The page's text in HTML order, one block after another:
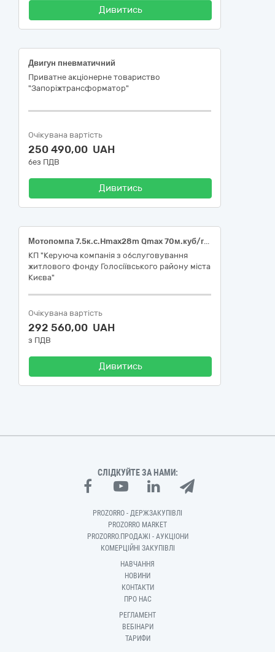
Дивитись
Двигун пневматичний
Приватне акціонерне товариство
"Запоріжтрансформатор"
Очікувана вартість
250 490,00 UAH
без ПДВ
Дивитись
Мотопомпа 7.5к.с.Hmax28m Qmax 70м.куб/год ( 4-х такт ний) для брудної води AQUATICA 772537+ всмоктуючий шланг 12.5м+рукава кл.,20+20м-один край ГРН-80 ДК 021:2015: 42120000-6 — Насоси та компресори
КП "Керуюча компанія з обслуговування
житлового фонду Голосіївського району міста
Києва"
Очікувана вартість
292 560,00 UAH
з ПДВ
Дивитись
СЛІДКУЙТЕ ЗА НАМИ:
PROZORRO - ДЕРЖЗАКУПІВЛІ
PROZORRO MARKET
PROZORRO.ПРОДАЖІ - АУКЦІОНИ
КОМЕРЦІЙНІ ЗАКУПІВЛІ
НАВЧАННЯ
НОВИНИ
КОНТАКТИ
ПРО НАС
РЕГЛАМЕНТ
ВЕБІНАРИ
ТАРИФИ